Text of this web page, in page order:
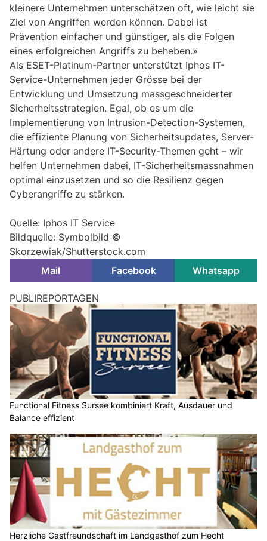
kleinere Unternehmen unterschätzen oft, wie leicht sie
Ziel von Angriffen werden können. Dabei ist
Prävention einfacher und günstiger, als die Folgen
eines erfolgreichen Angriffs zu beheben.»
Als ESET-Platinum-Partner unterstützt Iphos IT-
Service-Unternehmen jeder Grösse bei der
Entwicklung und Umsetzung massgeschneiderter
Sicherheitsstrategien. Egal, ob es um die
Implementierung von Intrusion-Detection-Systemen,
die effiziente Planung von Sicherheitsupdates, Server-
Härtung oder andere IT-Security-Themen geht – wir
helfen Unternehmen dabei, IT-Sicherheitsmassnahmen
optimal einzusetzen und so die Resilienz gegen
Cyberangriffe zu stärken.
Quelle: Iphos IT Service
Bildquelle: Symbolbild ©
Skorzewiak/Shutterstock.com
Mail
Facebook Whatsapp
PUBLIREPORTAGEN
Functional Fitness Sursee kombiniert Kraft, Ausdauer und
Balance effizient
Herzliche Gastfreundschaft im Landgasthof zum Hecht